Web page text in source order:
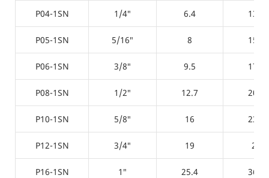
P04-1SN 1/4″ 6.4 13.4
P05-1SN 5/16″ 8 15.2
P06-1SN 3/8″ 9.5 17.3
P08-1SN 1/2″ 12.7 20.3
P10-1SN 5/8″ 16 23.7
P12-1SN 3/4″ 19 28
P16-1SN 1″ 25.4 36.2